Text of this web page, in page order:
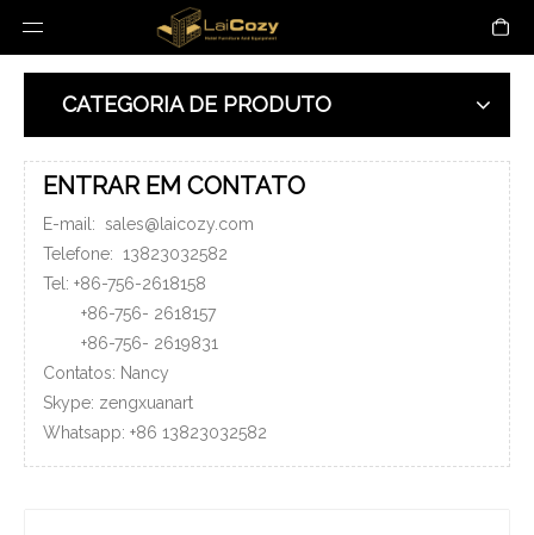
CATEGORIA DE PRODUTO
ENTRAR EM CONTATO
E-mail: sales@laicozy.com
Telefone: 13823032582
Tel: +86-756-2618158
+86-756- 2618157
+86-756- 2619831
Contatos: Nancy
Skype: zengxuanart
Whatsapp: +86 13823032582